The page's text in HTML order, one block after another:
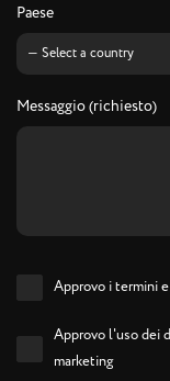
Paese
Messaggio (richiesto)
Approvo i termini
Approvo l'uso dei
marketing